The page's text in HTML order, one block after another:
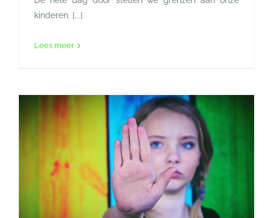
kinderen. [...]
Lees meer